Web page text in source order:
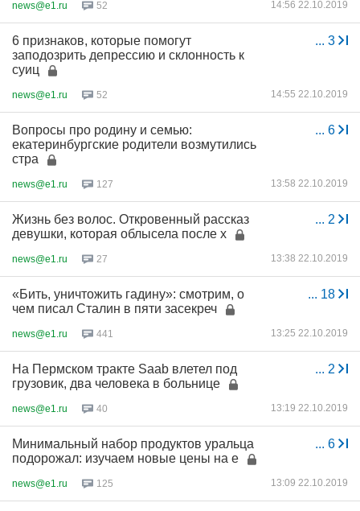
news@e1.ru 52 14:56 22.10.2019
... 3
6 признаков, которые помогут
заподозрить депрессию и склонность к
суиц
news@e1.ru 52 14:55 22.10.2019
... 6
Вопросы про родину и семью:
екатеринбургские родители возмутились
стра
news@e1.ru 127 13:58 22.10.2019
... 2
Жизнь без волос. Откровенный рассказ
девушки, которая облысела после х
news@e1.ru 27 13:38 22.10.2019
... 18
«Бить, уничтожить гадину»: смотрим, о
чем писал Сталин в пяти засекреч
news@e1.ru 441 13:25 22.10.2019
... 2
На Пермском тракте Saab влетел под
грузовик, два человека в больнице
news@e1.ru 40 13:19 22.10.2019
... 6
Минимальный набор продуктов уральца
подорожал: изучаем новые цены на е
news@e1.ru 125 13:09 22.10.2019